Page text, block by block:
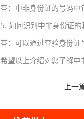
答：中非身份证的号码中
5. 如何识别中非身份证的
答：可以通过查验身份证
希望以上介绍对您了解中
上一